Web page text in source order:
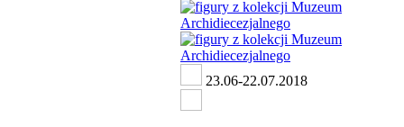
23.06-22.07.2018